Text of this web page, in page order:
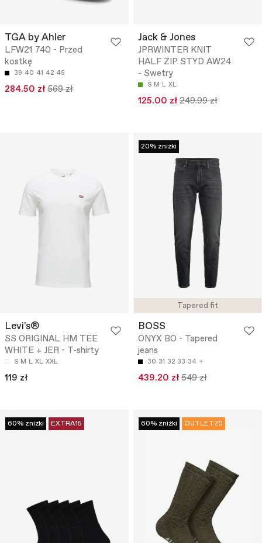
TGA by Ahler
LFW21 740 - Przed
kostkę
39 40 41 42 45
284.50 zł 569 zł
Jack & Jones
JPRWINTER KNIT
HALF ZIP STYD AW24
- Swetry
S M L XL
125.00 zł 249.99 zł
Levi's®
SS ORIGINAL HM TEE
WHITE + JER - T-shirty
S M L XL XXL
119 zł
Tapered fit
20% zniżki
BOSS
ONYX BO - Tapered
jeans
30 31 32 33 34
439.20 zł 549 zł
60% zniżki EXTRA15 60% zniżki OUTLET20